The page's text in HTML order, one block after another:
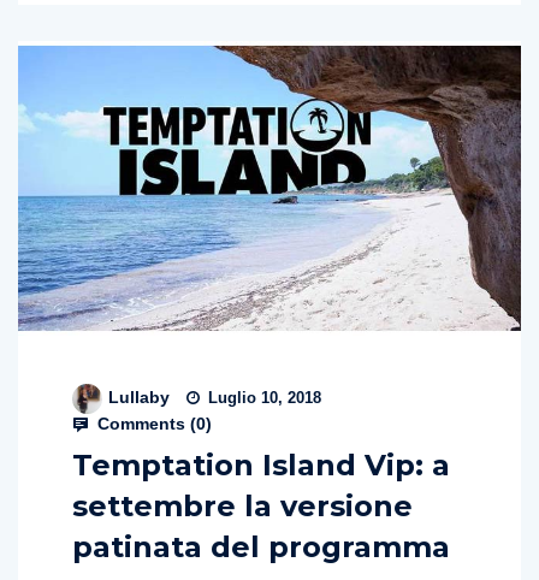
Lullaby Luglio 10, 2018
Comments (0)
Temptation Island Vip: a
settembre la versione
patinata del programma